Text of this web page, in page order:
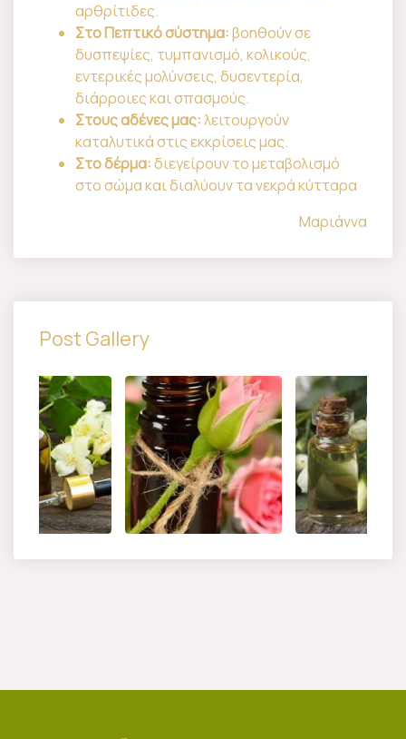
αρθρίτιδες.
Στο Πεπτικό σύστημα:βοηθούν σε
δυσπεψίες, τυμπανισμό, κολικούς,
εντερικές μολύνσεις, δυσεντερία,
διάρροιες και σπασμούς.
Στους αδένες μας:λειτουργούν
καταλυτικά στις εκκρίσεις μας.
Στο δέρμα:διεγείρουν το μεταβολισμό
στο σώμα και διαλύουν τα νεκρά κύτταρα
Μαριάννα
Post Gallery